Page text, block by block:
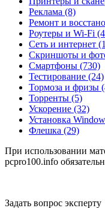
Реклама (8)
Ремонт и
Роутеры и Wi-Fi
Сеть и интернет
Скриншоты и
Смартфоны (730)
Тестирование (24)
Тормоза и фризы
Торренты (5)
Ускорение (32)
Установка
Флешка (29)
При использовании
pcpro100.info
Задать вопрос эксперту